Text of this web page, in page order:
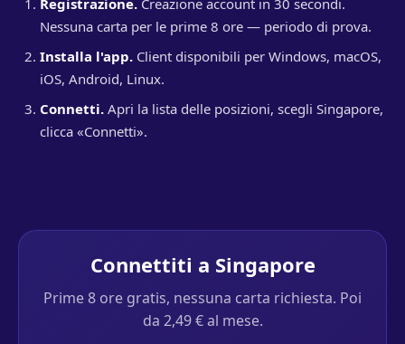
Registrazione. Creazione account in 30 secondi.
Nessuna carta per le prime 8 ore — periodo di prova.
Installa l'app. Client disponibili per Windows, macOS,
iOS, Android, Linux.
Connetti. Apri la lista delle posizioni, scegli Singapore,
clicca «Connetti».
Connettiti a Singapore
Prime 8 ore gratis, nessuna carta richiesta. Poi
da 2,49 € al mese.